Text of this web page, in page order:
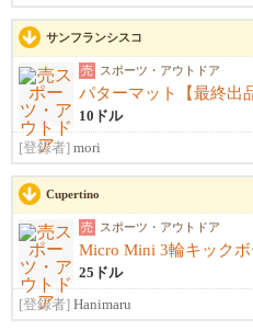
サンフランシスコ
売 スポーツ・アウトドア
10ドル
[登録者] mori
Cupertino
売 スポーツ・アウトドア
Micro Mini 3輪キックボ
25ドル
[登録者] Hanimaru